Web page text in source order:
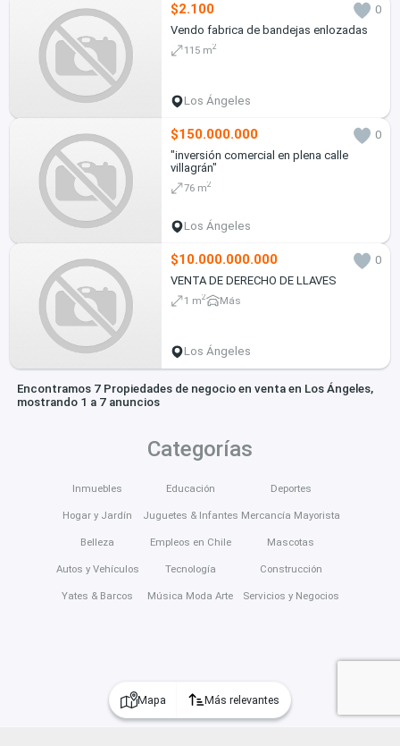
Mapa Más relevantes
$2.100
0
Vendo fabrica de bandejas enlozadas
115 m2
Los Ángeles
$150.000.000
0
"inversión comercial en plena calle
villagrán"
76 m2
Los Ángeles
$10.000.000.000
0
VENTA DE DERECHO DE LLAVES
1 m2 Más
Los Ángeles
Encontramos 7 Propiedades de negocio en venta en Los Ángeles,
mostrando 1 a 7 anuncios
Categorías
Inmuebles
Hogar y Jardín
Belleza
Autos y Vehículos
Yates & Barcos
Educación
Juguetes & Infantes
Empleos en Chile
Tecnología
Música Moda Arte
Deportes
Mercancía Mayorista
Mascotas
Construcción
Servicios y Negocios